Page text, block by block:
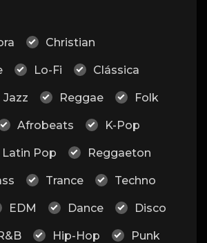
Christian
Lo-Fi Clássica
Jazz Reggae Folk
Afrobeats K-Pop
Latin Pop Reggaeton
Trance Techno
EDM Dance Disco
Hip-Hop Punk